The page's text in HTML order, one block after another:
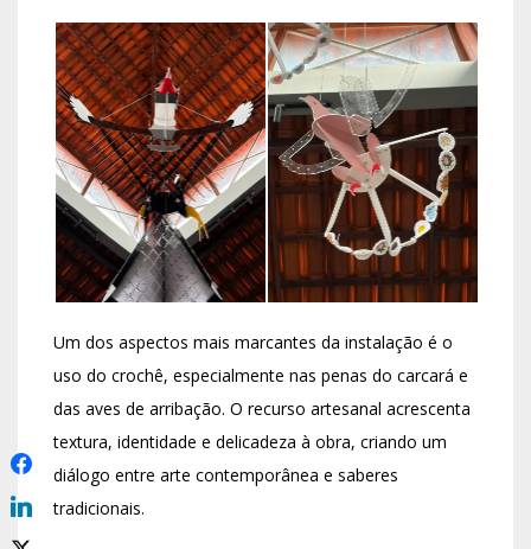
Um dos aspectos mais marcantes da instalação é o
uso do crochê, especialmente nas penas do carcará e
das aves de arribação. O recurso artesanal acrescenta
textura, identidade e delicadeza à obra, criando um
diálogo entre arte contemporânea e saberes
tradicionais.